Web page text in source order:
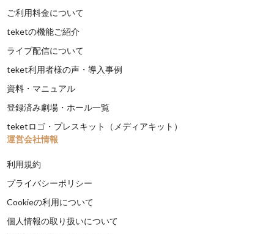
ご利用料金について
teketの機能ご紹介
ライブ配信について
teket利用者様の声・導入事例
資料・マニュアル
登録済み劇場・ホール一覧
teketロゴ・プレスキット（メディアキット）
運営会社情報
利用規約
プライバシーポリシー
Cookieの利用について
個人情報の取り扱いについて